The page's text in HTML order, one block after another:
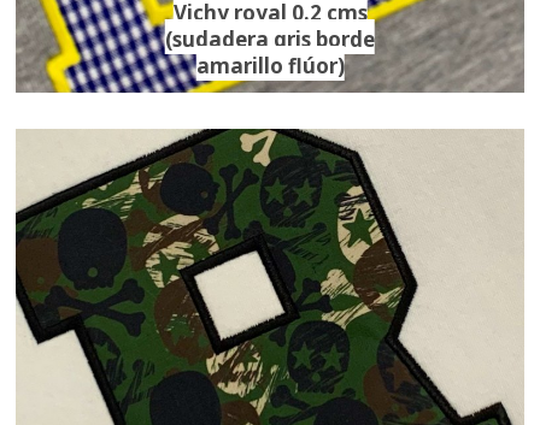
Vichy royal 0.2 cms
(sudadera gris borde
amarillo flúor)